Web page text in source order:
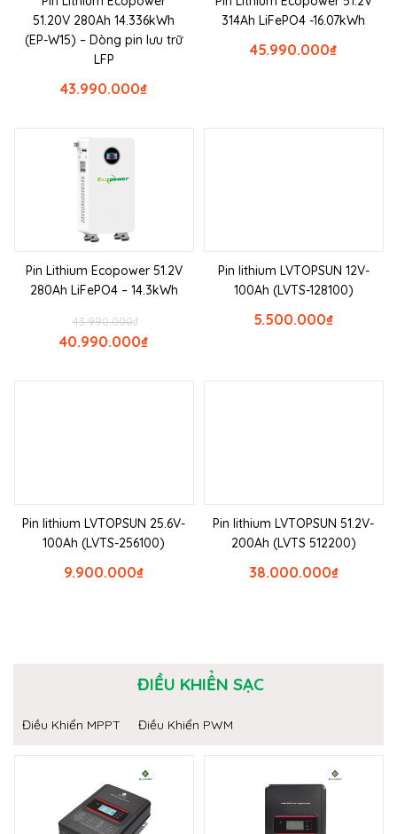
51.20V 280Ah 14.336kWh
(EP-W15) – Dòng pin lưu trữ
LFP
₫
43.990.000
314Ah LiFePO4 -16.07kWh
₫
45.990.000
Pin Lithium Ecopower 51.2V
280Ah LiFePO4 – 14.3kWh
₫
43.990.000
₫
40.990.000
Pin lithium LVTOPSUN 12V-
100Ah (LVTS-128100)
₫
5.500.000
Pin lithium LVTOPSUN 25.6V-
100Ah (LVTS-256100)
₫
9.900.000
Pin lithium LVTOPSUN 51.2V-
200Ah (LVTS 512200)
₫
38.000.000
ĐIỀU KHIỂN SẠC
Điều Khiển MPPT Điều Khiển PWM